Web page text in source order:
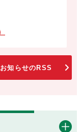
知らせのRSS